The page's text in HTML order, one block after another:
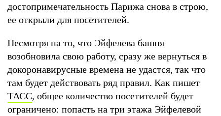
достопримечательность Парижа снова в строю,
ее открыли для посетителей.
Несмотря на то, что Эйфелева башня
возобновила свою работу, сразу же вернуться в
докоронавирусные времена не удастся, так что
там будет действовать ряд правил. Как пишет
ТАСС, общее количество посетителей будет
ограничено: попасть на три этажа Эйфелевой